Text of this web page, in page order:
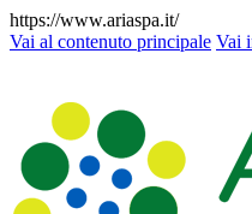
https://www.ariaspa.it/
Vai al contenuto principale Vai